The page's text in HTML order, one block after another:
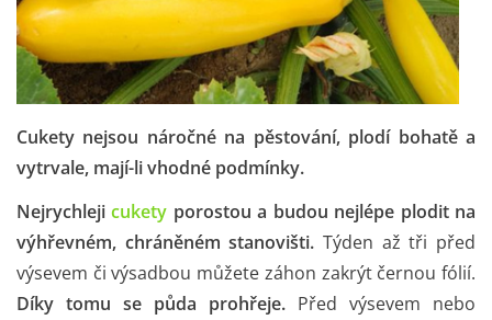
Cukety nejsou náročné na pěstování, plodí bohatě a
vytrvale, mají-li vhodné podmínky.
Nejrychlejicukety porostou a budou nejlépe plodit na
výhřevném, chráněném stanovišti. Týden až tři před
výsevem či výsadbou můžete záhon zakrýt černou fólií.
Díky tomu se půda prohřeje. Před výsevem nebo